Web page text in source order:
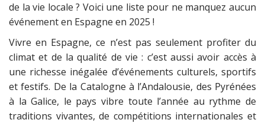
de la vie locale ? Voici une liste pour ne manquez aucun
événement en Espagne en 2025 !
Vivre en Espagne, ce n’est pas seulement profiter du
climat et de la qualité de vie : c’est aussi avoir accès à
une richesse inégalée d’événements culturels, sportifs
et festifs. De la Catalogne à l’Andalousie, des Pyrénées
à la Galice, le pays vibre toute l’année au rythme de
traditions vivantes, de compétitions internationales et